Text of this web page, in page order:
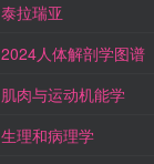
泰拉瑞亚
2024人体解剖学图谱
肌肉与运动机能学
生理和病理学